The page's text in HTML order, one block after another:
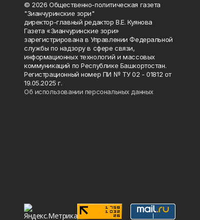
© 2026 Общественно-политическая газета
"Зианчуринские зори"
директор-главный редактор В.Е. Куянова
Газета «Зианчуринские зори»
зарегистрирована в Управлении Федеральной
службы по надзору в сфере связи,
информационных технологий и массовых
коммуникаций по Республике Башкортостан.
Регистрационный номер ПИ № ТУ 02 - 01812 от
19.05.2025 г.
Об использовании персональных данных